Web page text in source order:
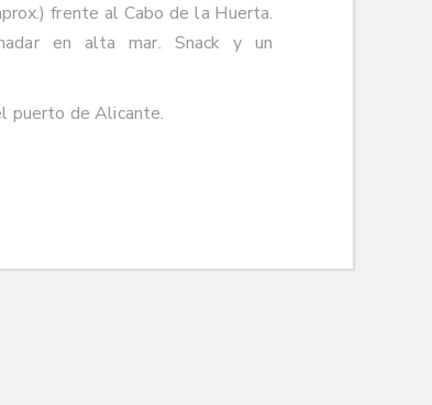
frente al Cabo de la Huerta.
en alta mar. Snack y un
puerto de Alicante.